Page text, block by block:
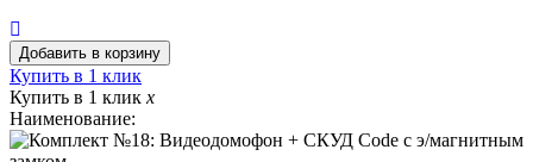
Купить в 1 клик
Купить в 1 клик x
Наименование: